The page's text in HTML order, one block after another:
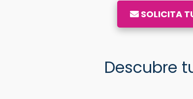
SOLICITA
Descubre